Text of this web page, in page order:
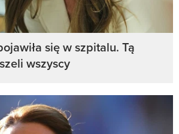
się w szpitalu. Tą
wszyscy